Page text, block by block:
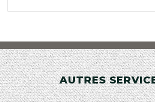
AUTRES